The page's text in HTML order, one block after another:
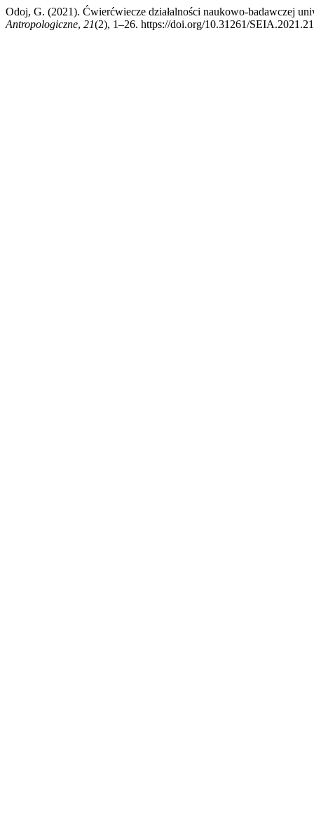
Odoj, G. (2021). Ćwierćwiecze działalności naukowo-badawczej
Antropologiczne, 21(2), 1–26. https://doi.org/10.31261/